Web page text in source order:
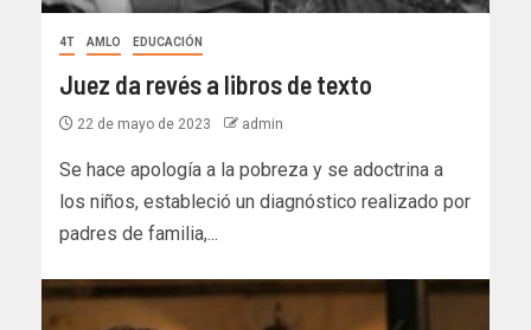
4T AMLO EDUCACIÓN
Juez da revés a libros de texto
22 de mayo de 2023 admin
Se hace apología a la pobreza y se adoctrina a
los niños, estableció un diagnóstico realizado por
padres de familia,...